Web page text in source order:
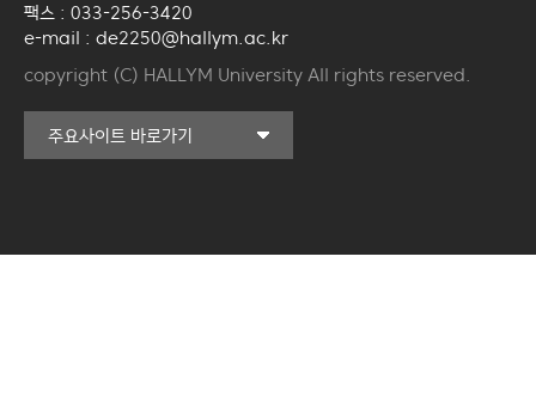
팩스 : 033-256-3420
e-mail : de2250@hallym.ac.kr
copyright (C) HALLYM University All rights reserved.
주요사이트 바로가기
커뮤니티교육원
국제학생증신청